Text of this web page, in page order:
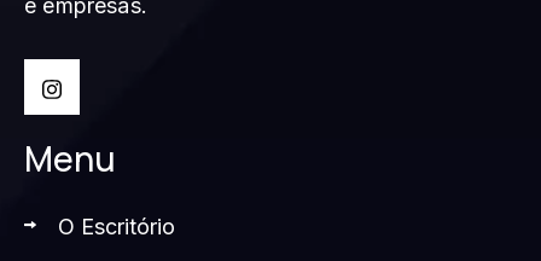
e empresas.
Menu
O Escritório